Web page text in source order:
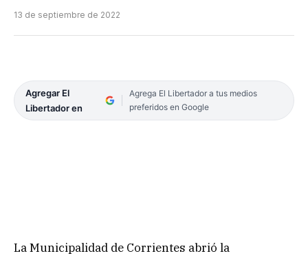
13 de septiembre de 2022
Agregar El
Libertador en
Agrega El Libertador a tus medios
preferidos en Google
La Municipalidad de Corrientes abrió la